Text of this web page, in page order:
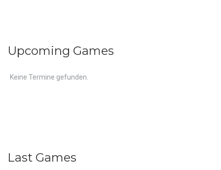
Upcoming Games
Keine Termine gefunden.
Last Games